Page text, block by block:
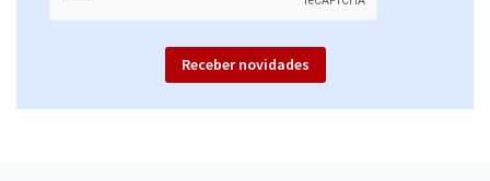
Receber novidades